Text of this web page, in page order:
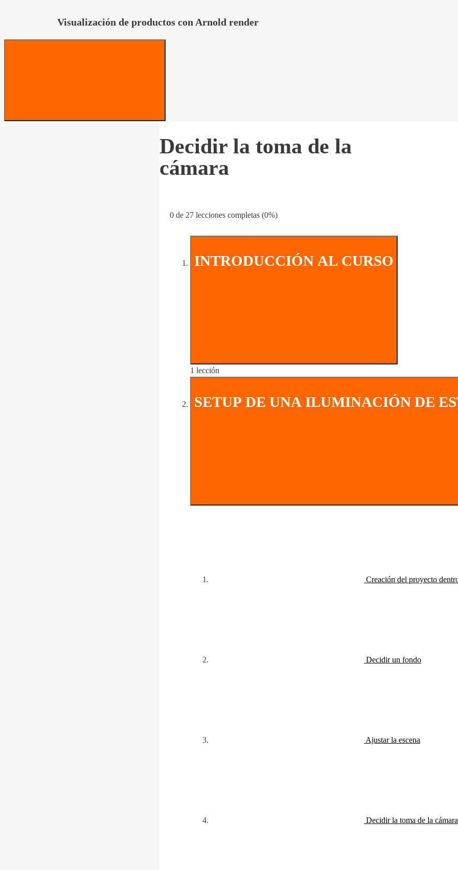
Visualización de productos con Arnold render
Decidir la toma de la
cámara
0 de 27 lecciones completas (0%)
INTRODUCCIÓN AL CURSO
1 lección
SETUP DE UNA ILUMINACIÓN DE
Creación del proyecto
Decidir un fondo
Ajustar la escena
Decidir la toma de la cámara